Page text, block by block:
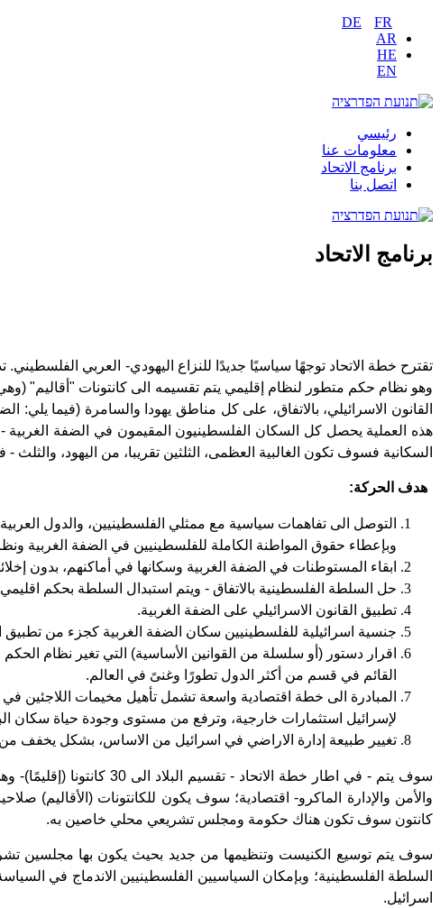
DE
FR
AR
HE
EN
رئيسي
معلومات عنا
برنامج الاتحاد
اتصل بنا
برنامج الاتحاد
وهو نظام حكم متطور لنظام إقليمي يتم تقسيمه الى كانتونات "أقاليم"
القانون الاسرائيلي، بالاتفاق، على كل مناطق يهودا والسامرة (فيما يلي:
هذه العملية يحصل كل السكان الفلسطينيون المقيمون في الضفة الغربية
السكانية فسوف تكون الغالبية العظمى، الثلثين تقريبا، من اليهود، والثلث
هدف الحركة:
التوصل الى تفاهمات سياسية مع ممثلي الفلسطينيين، والدول
وبإعطاء حقوق المواطنة الكاملة للفلسطينيين في الضفة الغربية
ابقاء المستوطنات في الضفة الغربية وسكانها في أماكنهم، بدون
حل السلطة الفلسطينية بالاتفاق - ويتم استبدال السلطة بحكم
تطبيق القانون الاسرائيلي على الضفة الغربية.
جنسية اسرائيلية للفلسطينيين سكان الضفة الغربية كجزء من تطبيق
اقرار دستور (أو سلسلة من القوانين الأساسية) التي تغير نظام
القائم في قسم من أكثر الدول تطورًا وغنىً في العالم.
المبادرة الى خطة اقتصادية واسعة تشمل تأهيل مخيمات اللاجئين
لإسرائيل استثمارات خارجية، وترفع من مستوى وجودة حياة سكان
تغيير طبيعة إدارة الاراضي في اسرائيل من الاساس، بشكل يخفف من
سوف يتم - في اطار خطة
والأمن والإدارة الماكرو- اقتصادية؛ سوف يكون للكانتونات (الأقاليم)
كانتون سوف تكون هناك حكومة ومجلس تشريعي محلي خاصين به.
سوف يتم توسيع الكنيست وتنظيمها من جديد بحيث يكون بها مجلسين
السلطة الفلسطينية؛ وبإمكان السياسيين الفلسطينيين الاندماج في
اسرائيل.